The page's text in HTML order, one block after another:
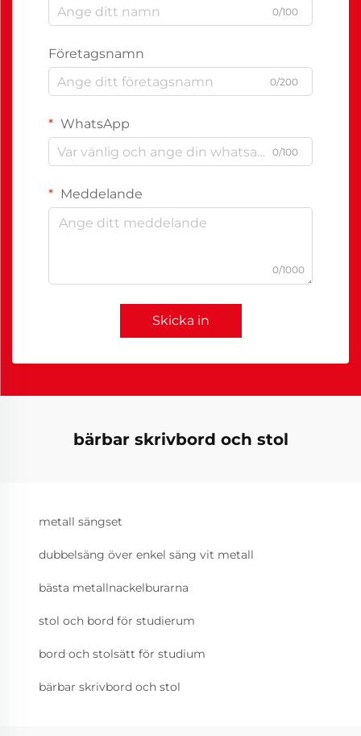
0/100
Företagsnamn
0/200
WhatsApp
0/100
Meddelande
0/1000
Skicka in
bärbar skrivbord och stol
metall sängset
dubbelsäng över enkel säng vit metall
bästa metallnackelburarna
stol och bord för studierum
bord och stolsätt för studium
bärbar skrivbord och stol